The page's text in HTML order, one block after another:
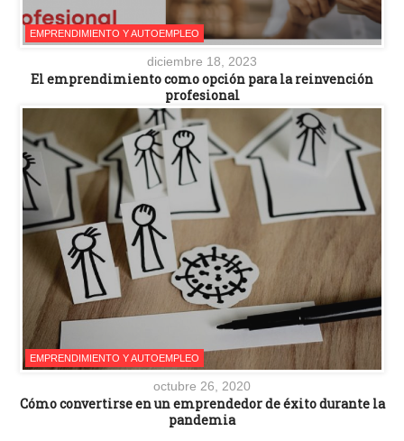
EMPRENDIMIENTO Y AUTOEMPLEO
diciembre 18, 2023
El emprendimiento como opción para la reinvención
profesional
EMPRENDIMIENTO Y AUTOEMPLEO
octubre 26, 2020
Cómo convertirse en un emprendedor de éxito durante la
pandemia